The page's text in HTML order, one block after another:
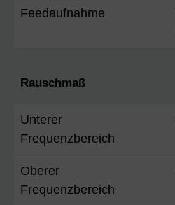
Feedaufnahme
Rauschmaß
Unterer
Frequenzbereich
Oberer
Frequenzbereich